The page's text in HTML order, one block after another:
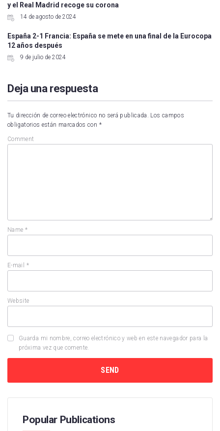
y el Real Madrid recoge su corona
14 de agosto de 2024
España 2-1 Francia: España se mete en una final de la Eurocopa
12 años después
9 de julio de 2024
Deja una respuesta
Tu dirección de correo electrónico no será publicada.
Los campos
obligatorios están marcados con *
Comment
Name *
E-mail *
Website
Guarda mi nombre, correo electrónico y web en este navegador para la
próxima vez que comente.
Popular Publications